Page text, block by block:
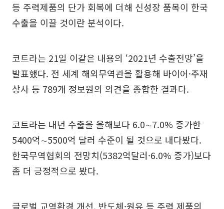
등 주력제품의 단가 회복에 더해 신성장 품목이 한국
수출을 이끌 것이란 분석이다.
코트라는 21일 이같은 내용의 ‘2021년 수출전망’을
발표했다. 전 세계 해외무역관을 활용해 바이어·주재
상사 등 789개 정보원의 의견을 종합한 결과다.
코트라는 내년 수출을 올해보다 6.0∼7.0% 증가한
5400억∼5500억 달러 수준이 될 것으로 내다봤다.
한국무역협회의 전망치(5382억달러·6.0% 증가)보다
좀 더 긍정적으로 봤다.
글로벌 교역환경 개선, 반도체·원유 등 주력 제품의